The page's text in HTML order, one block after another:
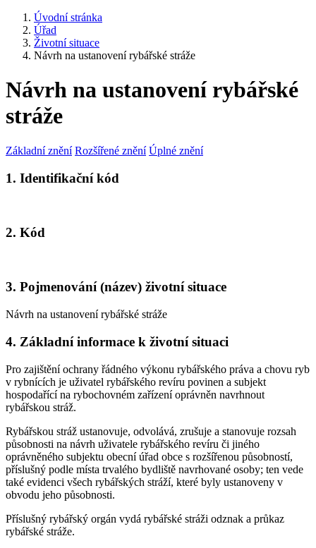
Úvodní stránka
Úřad
Životní situace
Návrh na ustanovení rybářské stráže
Návrh na ustanovení rybářské
stráže
Základní znění Rozšířené znění Úplné znění
1. Identifikační kód
2. Kód
3. Pojmenování (název) životní situace
Návrh na ustanovení rybářské stráže
4. Základní informace k životní situaci
Pro zajištění ochrany řádného výkonu rybářského práva a chovu ryb
v rybnících je uživatel rybářského revíru povinen a subjekt
hospodařící na rybochovném zařízení oprávněn navrhnout
rybářskou stráž.
Rybářskou stráž ustanovuje, odvolává, zrušuje a stanovuje rozsah
působnosti na návrh uživatele rybářského revíru či jiného
oprávněného subjektu obecní úřad obce s rozšířenou působností,
příslušný podle místa trvalého bydliště navrhované osoby; ten vede
také evidenci všech rybářských stráží, které byly ustanoveny v
obvodu jeho působnosti.
Příslušný rybářský orgán vydá rybářské stráži odznak a průkaz
rybářské stráže.